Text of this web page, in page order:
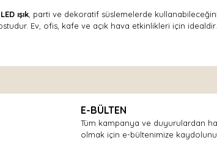
LED ışık , parti ve dekoratif süslemelerde
Ev, ofis, kafe ve açık hava etkinlikleri için idealdir.
Yorum Yaz
E-BÜLTEN
Tüm kampanya ve duyurulardan
olmak için e-bültenimize